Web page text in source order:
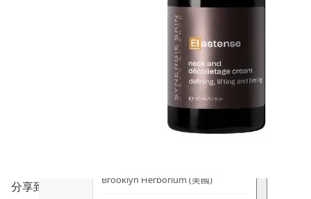
Bondi Wash (澳洲)
Brooklyn Herborium (美國)
分享到